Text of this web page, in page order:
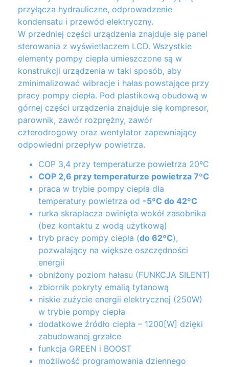
przyłącza hydrauliczne, odprowadzenie
kondensatu i przewód elektryczny.
W przedniej części urządzenia znajduje się panel
sterowania z wyświetlaczem LCD. Wszystkie
elementy pompy ciepła umieszczone są w
konstrukcji urządzenia w taki sposób, aby
zminimalizować wibracje i hałas powstające przy
pracy pompy ciepła. Pod plastikową obudową w
górnej części urządzenia znajduje się kompresor,
parownik, zawór rozprężny, zawór
czterodrogowy oraz wentylator zapewniający
odpowiedni przepływ powietrza.
COP 3,4 przy temperaturze powietrza 20ºC
COP 2,6 przy temperaturze powietrza 7ºC
praca w trybie pompy ciepła dla
temperatury powietrza od -5ºC do 42ºC
rurka skraplacza owinięta wokół zasobnika
(bez kontaktu z wodą użytkową)
tryb pracy pompy ciepła (do 62ºC),
pozwalający na większe oszczędności
energii
obniżony poziom hałasu (FUNKCJA SILENT)
zbiornik pokryty emalią tytanową
niskie zużycie energii elektrycznej (250W)
w trybie pompy ciepła
dodatkowe źródło ciepła – 1200[W] dzięki
zabudowanej grzałce
funkcja GREEN i BOOST
możliwość programowania dziennego